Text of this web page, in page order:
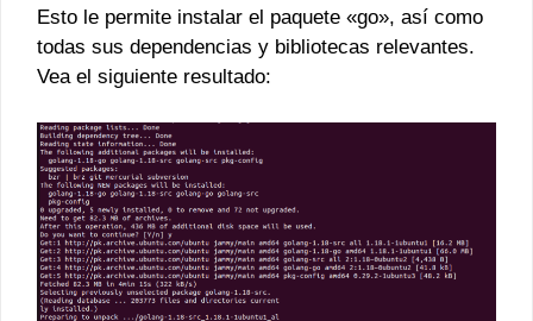
Esto le permite instalar el paquete «go», así como
todas sus dependencias y bibliotecas relevantes.
Vea el siguiente resultado: